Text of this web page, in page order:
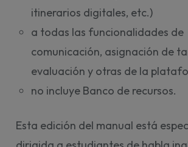
itinerarios digitales, etc.)
a todas las funcionalidades de
comunicación, asignación de
evaluación y otras de la
no incluye Banco de recursos.
Esta edición del manual está